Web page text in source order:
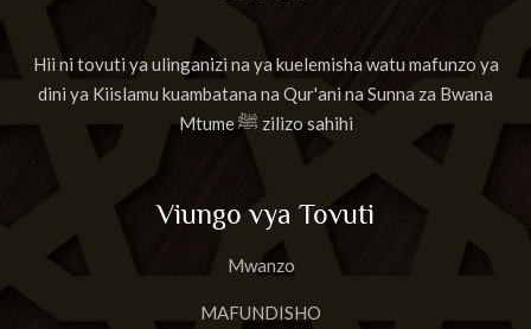
Hii ni tovuti ya ulinganizi na ya kuelemisha watu mafunzo ya
dini ya Kiislamu kuambatana na Qur'ani na Sunna za Bwana
Mtume ﷺ zilizo sahihi
Viungo vya Tovuti
Mwanzo
MAFUNDISHO